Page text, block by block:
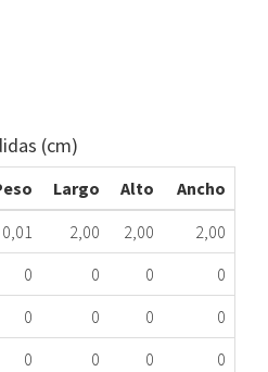
(cm)
Largo Alto
Ancho
0,01 2,00 2,00
2,00
0 0 0
0
0 0 0
0
0 0 0 0